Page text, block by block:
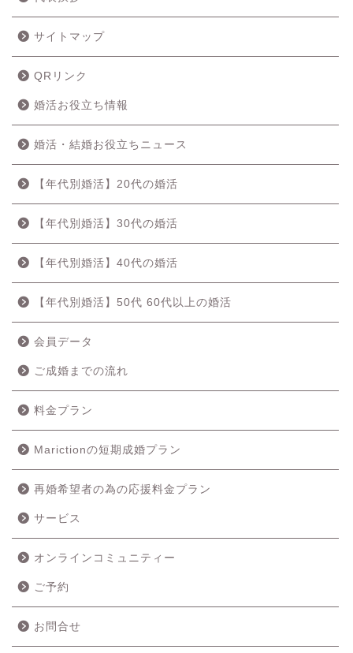
サイトマップ
QRリンク
婚活お役立ち情報
婚活・結婚お役立ちニュース
【年代別婚活】20代の婚活
【年代別婚活】30代の婚活
【年代別婚活】40代の婚活
【年代別婚活】50代 60代以上の婚活
会員データ
ご成婚までの流れ
料金プラン
Marictionの短期成婚プラン
再婚希望者の為の応援料金プラン
サービス
オンラインコミュニティー
ご予約
お問合せ